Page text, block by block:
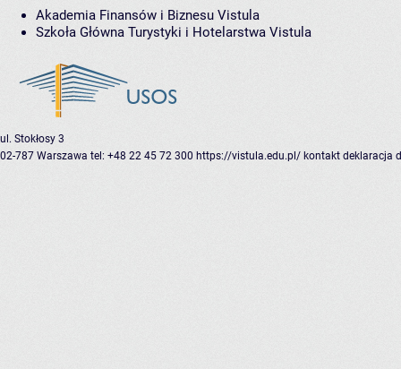
Akademia Finansów i Biznesu Vistula
Szkoła Główna Turystyki i Hotelarstwa Vistula
ul. Stokłosy 3
02-787 Warszawa tel: +48 22 45 72 300 https://vistula.edu.pl/ kontakt deklaracja